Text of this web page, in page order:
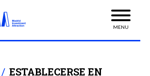
MENU
ESTABLECERSE EN